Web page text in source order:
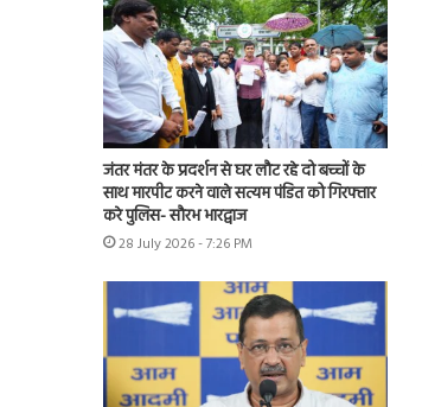
जंतर मंतर के प्रदर्शन से घर लौट रहे दो बच्चों के
साथ मारपीट करने वाले सत्यम पंडित को गिरफ्तार
करे पुलिस- सौरभ भारद्वाज
28 July 2026 - 7:26 PM